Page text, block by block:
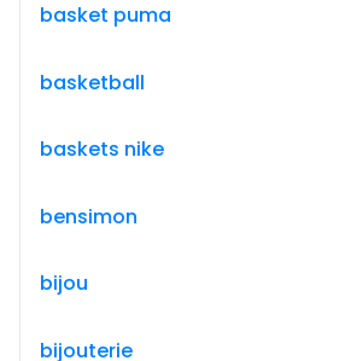
basket puma
basketball
baskets nike
bensimon
bijou
bijouterie